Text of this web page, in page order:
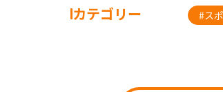
カテゴリー #ス